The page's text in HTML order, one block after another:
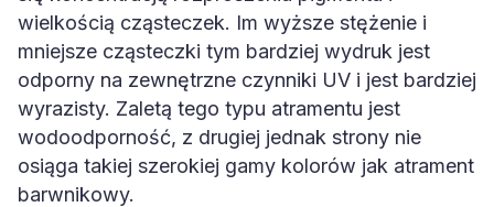
wielkością cząsteczek. Im wyższe stężenie i
mniejsze cząsteczki tym bardziej wydruk jest
odporny na zewnętrzne czynniki UV i jest bardziej
wyrazisty. Zaletą tego typu atramentu jest
wodoodporność, z drugiej jednak strony nie
osiąga takiej szerokiej gamy kolorów jak atrament
barwnikowy.